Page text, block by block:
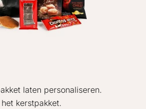
laten personaliseren.
kerstpakket.